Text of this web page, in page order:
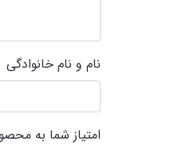
نام و نام خانوادگی
امتیاز شما به